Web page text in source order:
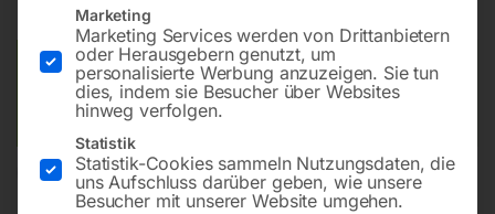
Lieferzeit:ca. 5 - 10 Werktage
Versandkosten Standard (Österreich):€40,00
Bitte beachten Sie: Die Versandkosten gelten für Österreich.
Andere Länder können abweichen.
In den Warenkorb
Marketing
Marketing Services werden von Drittanbietern
oder Herausgebern genutzt, um
personalisierte Werbung anzuzeigen. Sie tun
dies, indem sie Besucher über Websites
hinweg verfolgen.
Statistik
Statistik-Cookies sammeln Nutzungsdaten, die
uns Aufschluss darüber geben, wie unsere
Besucher mit unserer Website umgehen.